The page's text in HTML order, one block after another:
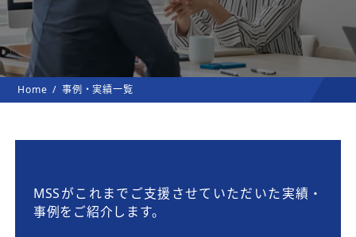
Home 事例・実績一覧
MSSがこれまでご支援させていただいた実績・
事例をご紹介します。